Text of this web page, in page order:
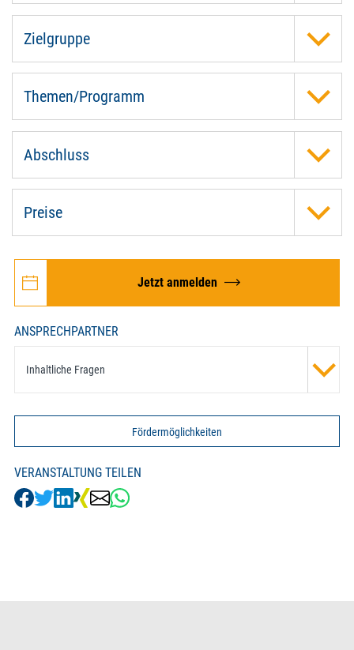
Zielgruppe
Themen/Programm
Abschluss
Preise
Jetzt anmelden
ANSPRECHPARTNER
Inhaltliche Fragen
Fördermöglichkeiten
VERANSTALTUNG TEILEN